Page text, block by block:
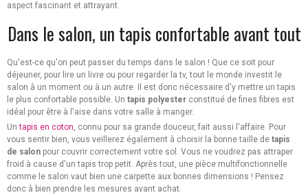
aspect fascinant et attrayant.
Dans le salon, un tapis confortable avant tout
Qu'est-ce qu'on peut passer du temps dans le salon ! Que ce soit pour
déjeuner, pour lire un livre ou pour regarder la tv, tout le monde investit le
salon à un moment ou à un autre. Il est donc nécessaire d'y mettre un tapis
le plus confortable possible. Un tapis polyester constitué de fines fibres est
idéal pour être à l'aise dans votre salle à manger.
Untapis en coton, connu pour sa grande douceur, fait aussi l'affaire. Pour
vous sentir bien, vous veillerez également à choisir la bonne taille de tapis
de salon pour couvrir correctement votre sol. Vous ne voudrez pas attraper
froid à cause d'un tapis trop petit. Après tout, une pièce multifonctionnelle
comme le salon vaut bien une carpette aux bonnes dimensions ! Pensez
donc à bien prendre les mesures avant achat.